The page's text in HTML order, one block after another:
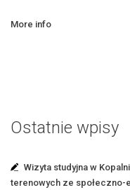
More info
Ostatnie wpisy
Wizyta studyjna w
terenowych ze społeczno-